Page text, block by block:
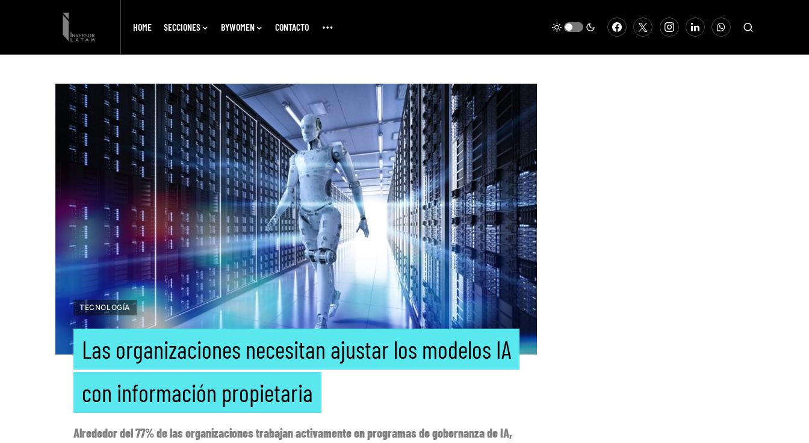
HOME SECCIONES BYWOMEN CONTACTO
TECNOLOGÍA
Las organizaciones necesitan ajustar los modelos IA
con información propietaria
Alrededor del 77% de las organizaciones trabajan activamente en programas de gobernanza de IA,